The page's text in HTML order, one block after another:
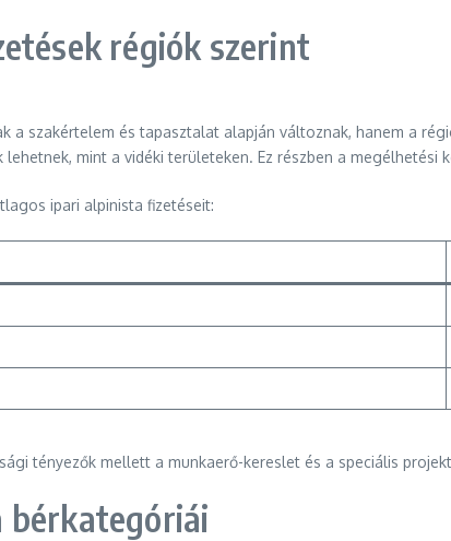
régiók szerint
a szakértelem és tapasztalat alapján változnak, hanem a
lehetnek, mint a vidéki területeken. Ez részben a
ipari alpinista fizetéseit:
tényezők mellett a munkaerő-kereslet és a speciális
bérkategóriái